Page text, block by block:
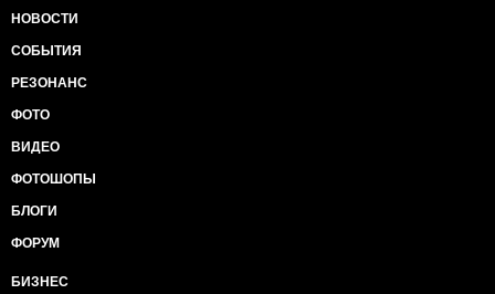
том, что бойцов ПС жестоко избили на турбазе.
могут называться потерпевшими в том конфликте:
"Кто является "потерпевшими", к чему привели так
врачей и т.д.? Почему не привлекаются к
применившие огнестрельное оружие и ранившие
представителей "Правого сектора?" - написал
Спецназовец сообщил, что знает хорошо двух
бойцов ПС, которые были избиты в тот роковой
эти обстоятельства, как написал Савчук, полиция не
НОВОСТИ
СОБЫТИЯ
РЕЗОНАНС
ФОТО
ВИДЕО
ФОТОШОПЫ
БЛОГИ
ФОРУМ
БИЗНЕС